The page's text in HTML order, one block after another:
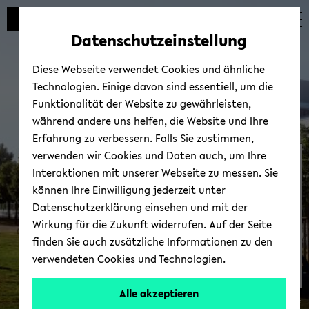
Automatische
vermeiden
skip
main
skip
main
skip
footer
Er­fin­dun­gen und Schutz­
rech­te
© Uni­ver­si­tät Bie­le­feld
Datenschutzeinstellung
Diese Webseite verwendet Cookies und ähnliche
Technologien. Einige davon sind essentiell, um die
Funktionalität der Website zu gewährleisten,
während andere uns helfen, die Website und Ihre
Erfahrung zu verbessern. Falls Sie zustimmen,
verwenden wir Cookies und Daten auch, um Ihre
Interaktionen mit unserer Webseite zu messen. Sie
können Ihre Einwilligung jederzeit unter
Datenschutzerklärung einsehen und mit der
Wirkung für die Zukunft widerrufen. Auf der Seite
finden Sie auch zusätzliche Informationen zu den
verwendeten Cookies und Technologien.
Alle akzeptieren